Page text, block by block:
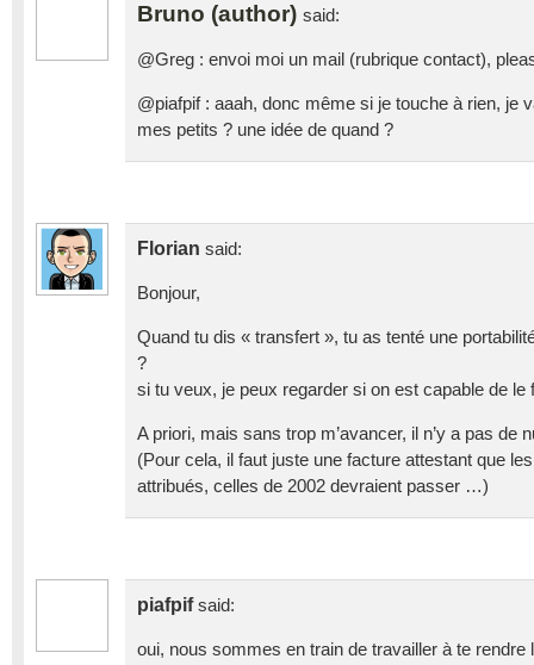
Bruno (author) said:
@Greg : envoi moi un mail (rubrique contact),
@piafpif : aaah, donc même si je touche à rien, je
mes petits ? une idée de quand ?
Florian said:
Bonjour,
Quand tu dis « transfert », tu as tenté une
?
si tu veux, je peux regarder si on est capable de le
A priori, mais sans trop m’avancer, il n’y a pas de
(Pour cela, il faut juste une facture attestant que
attribués, celles de 2002 devraient passer …)
piafpifsaid:
oui, nous sommes en train de travailler à te rendre